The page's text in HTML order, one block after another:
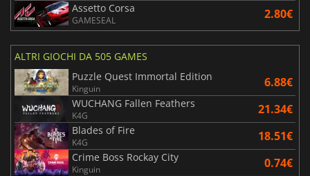
Assetto Corsa
GAMESEAL 2.80€
ALTRI GIOCHI DA 505 GAMES
Puzzle Quest Immortal Edition
Kinguin 6.88€
WUCHANG Fallen Feathers
K4G 21.34€
Blades of Fire
K4G 18.51€
Crime Boss Rockay City
Kinguin 0.74€